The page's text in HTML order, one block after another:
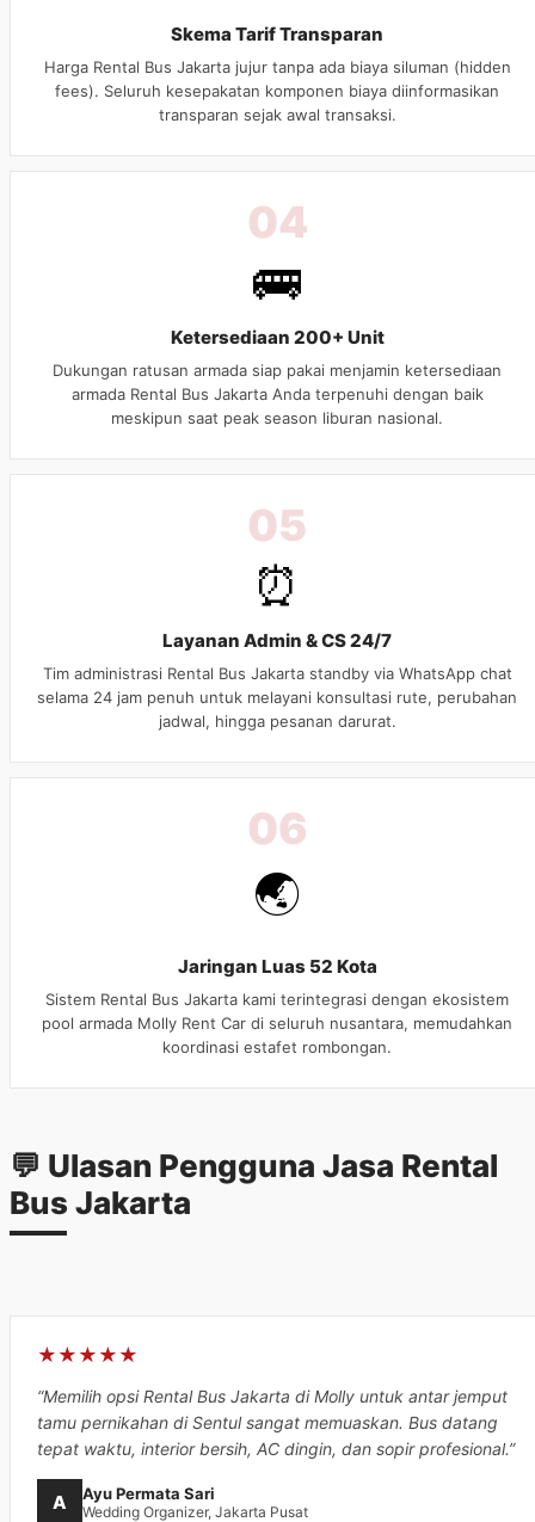
Skema Tarif Transparan
Harga Rental Bus Jakarta jujur tanpa ada biaya siluman (hidden
fees). Seluruh kesepakatan komponen biaya diinformasikan
transparan sejak awal transaksi.
04
🚌
Ketersediaan 200+ Unit
Dukungan ratusan armada siap pakai menjamin ketersediaan
armada Rental Bus Jakarta Anda terpenuhi dengan baik
meskipun saat peak season liburan nasional.
05
⏰
Layanan Admin & CS 24/7
Tim administrasi Rental Bus Jakarta standby via WhatsApp chat
selama 24 jam penuh untuk melayani konsultasi rute, perubahan
jadwal, hingga pesanan darurat.
06
🌏
Jaringan Luas 52 Kota
Sistem Rental Bus Jakarta kami terintegrasi dengan ekosistem
pool armada Molly Rent Car di seluruh nusantara, memudahkan
koordinasi estafet rombongan.
💬 Ulasan Pengguna Jasa Rental
Bus Jakarta
★★★★★
“Memilih opsi Rental Bus Jakarta di Molly untuk antar jemput
tamu pernikahan di Sentul sangat memuaskan. Bus datang
tepat waktu, interior bersih, AC dingin, dan sopir profesional.”
A Ayu Permata Sari
Wedding Organizer, Jakarta Pusat